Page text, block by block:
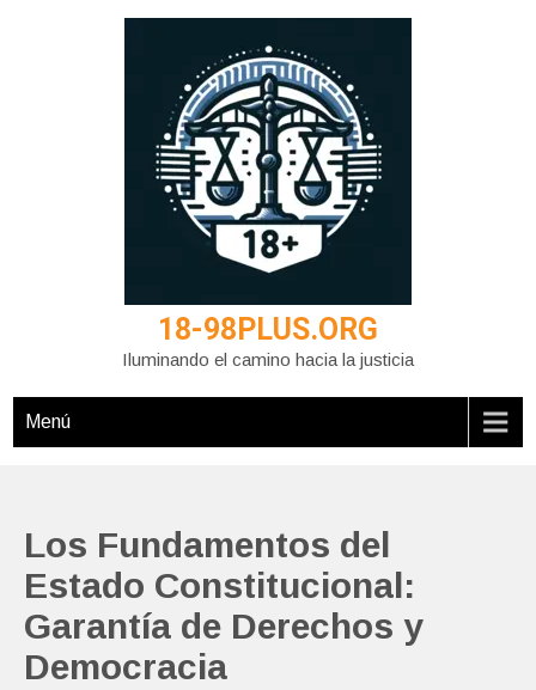
18-98PLUS.ORG
Iluminando el camino hacia la justicia
Menú
Los Fundamentos del
Estado Constitucional:
Garantía de Derechos y
Democracia